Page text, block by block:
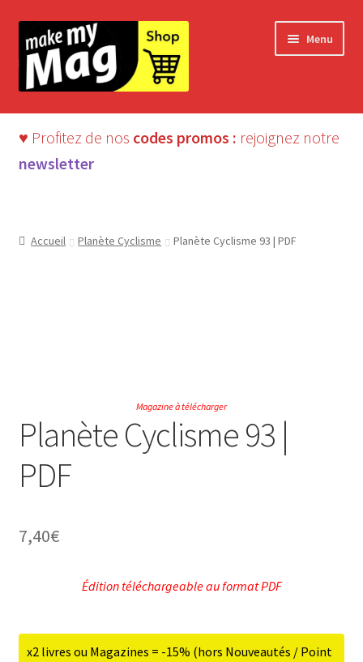
la
navigation
au
contenu
Menu
♥ Profitez de nos codes promos : rejoignez notre
newsletter
Accueil Planète Cyclisme Planète Cyclisme 93 | PDF
Magazine à télécharger
Planète Cyclisme 93 |
PDF
7,40€
Édition téléchargeable au format PDF
x2 livres ou Magazines = -15% (hors Nouveautés / Point